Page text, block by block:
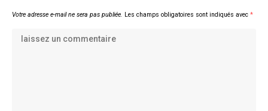
Votre adresse e-mail ne sera pas publiée. Les champs obligatoires sont indiqués avec *